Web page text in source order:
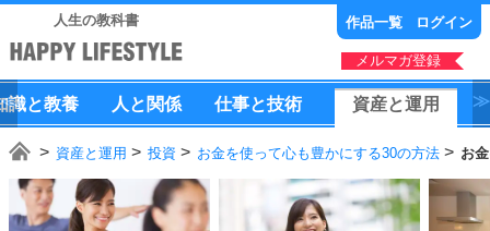
人生の教科書 作品一覧 ログイン
メルマガ登録
識と教養 人 と 関係 仕事と技術 資産と運用
資産と運用 投資 お金を使って心も豊かにする30の方法 お